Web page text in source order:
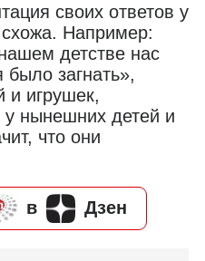
своих ответов у
Например:
детстве нас
загнать»,
и игрушек,
у нынешних детей и
что они
в Дзен